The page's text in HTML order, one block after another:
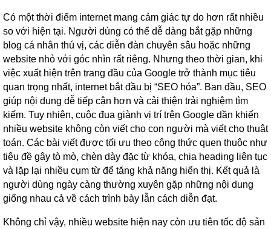
Có một thời điểm internet mang cảm giác tự do hơn rất nhiều
so với hiện tại. Người dùng có thể dễ dàng bắt gặp những
blog cá nhân thú vị, các diễn đàn chuyên sâu hoặc những
website nhỏ với góc nhìn rất riêng. Nhưng theo thời gian, khi
việc xuất hiện trên trang đầu của Google trở thành mục tiêu
quan trọng nhất, internet bắt đầu bị “SEO hóa”. Ban đầu, SEO
giúp nội dung dễ tiếp cận hơn và cải thiện trải nghiệm tìm
kiếm. Tuy nhiên, cuộc đua giành vị trí trên Google dần khiến
nhiều website không còn viết cho con người mà viết cho thuật
toán. Các bài viết được tối ưu theo công thức quen thuộc như
tiêu đề gây tò mò, chèn dày đặc từ khóa, chia heading liên tục
và lặp lại nhiều cụm từ để tăng khả năng hiển thị. Kết quả là
người dùng ngày càng thường xuyên gặp những nội dung
giống nhau cả về cách trình bày lẫn cách diễn đạt.
Không chỉ vậy, nhiều website hiện nay còn ưu tiên tốc độ sản